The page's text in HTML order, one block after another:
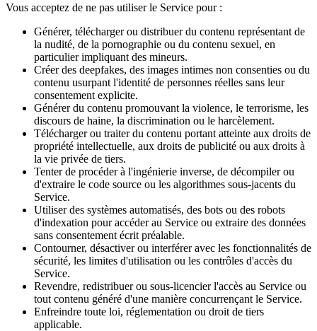
Vous acceptez de ne pas utiliser le Service pour :
Générer, télécharger ou distribuer du contenu représentant de
la nudité, de la pornographie ou du contenu sexuel, en
particulier impliquant des mineurs.
Créer des deepfakes, des images intimes non consenties ou du
contenu usurpant l'identité de personnes réelles sans leur
consentement explicite.
Générer du contenu promouvant la violence, le terrorisme, les
discours de haine, la discrimination ou le harcèlement.
Télécharger ou traiter du contenu portant atteinte aux droits de
propriété intellectuelle, aux droits de publicité ou aux droits à
la vie privée de tiers.
Tenter de procéder à l'ingénierie inverse, de décompiler ou
d'extraire le code source ou les algorithmes sous-jacents du
Service.
Utiliser des systèmes automatisés, des bots ou des robots
d'indexation pour accéder au Service ou extraire des données
sans consentement écrit préalable.
Contourner, désactiver ou interférer avec les fonctionnalités de
sécurité, les limites d'utilisation ou les contrôles d'accès du
Service.
Revendre, redistribuer ou sous-licencier l'accès au Service ou
tout contenu généré d'une manière concurrençant le Service.
Enfreindre toute loi, réglementation ou droit de tiers
applicable.